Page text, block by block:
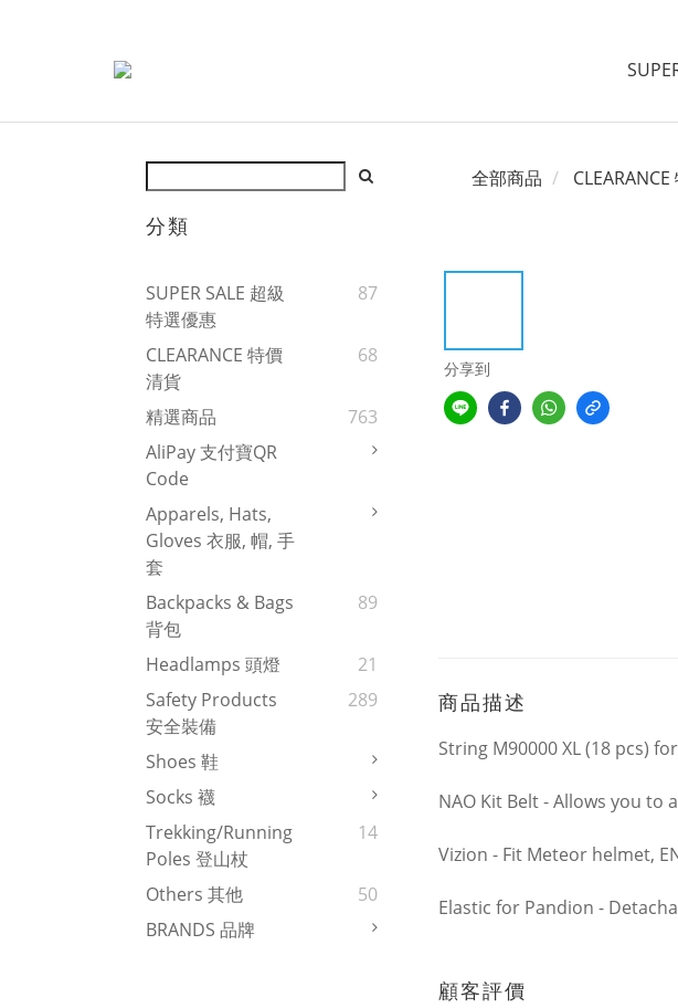
分類
SUPER SALE 超級
特選優惠
87
CLEARANCE 特價
清貨
68
精選商品
763
AliPay 支付寶QR
Code
Apparels, Hats,
Gloves 衣服, 帽, 手
套
Backpacks & Bags
背包
89
Headlamps 頭燈
21
Safety Products
安全裝備
289
Shoes 鞋
Socks 襪
Trekking/Running
Poles 登山杖
14
Others 其他
50
BRANDS 品牌
全部商品
分享到
商品描述
String M90000 XL (18 pcs)
NAO Kit Belt - Allows you to
Vizion - Fit Meteor helmet,
Elastic for Pandion -
顧客評價